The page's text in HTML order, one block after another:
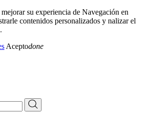
su experiencia de Navegación en
contenidos personalizados y nalizar el
Aceptodone